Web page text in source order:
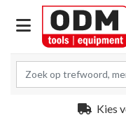
Kies